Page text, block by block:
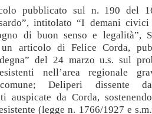
pubblicato sul n. 190 del
intitolato “I demani civici
di buon senso e legalità”,
un articolo di Felice Corda,
del 24 marzo u.s. sul
nell’area regionale
Deliperi dissente
auspicate da Corda,
(legge n. 1766/1927 e